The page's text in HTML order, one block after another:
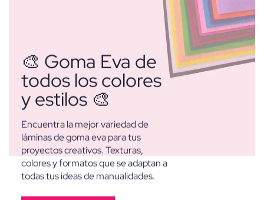
🎨 Goma Eva de
todos los colores
y estilos 🎨
Encuentra la mejor variedad de
láminas de goma eva para tus
proyectos creativos. Texturas,
colores y formatos que se adaptan a
todas tus ideas de manualidades.